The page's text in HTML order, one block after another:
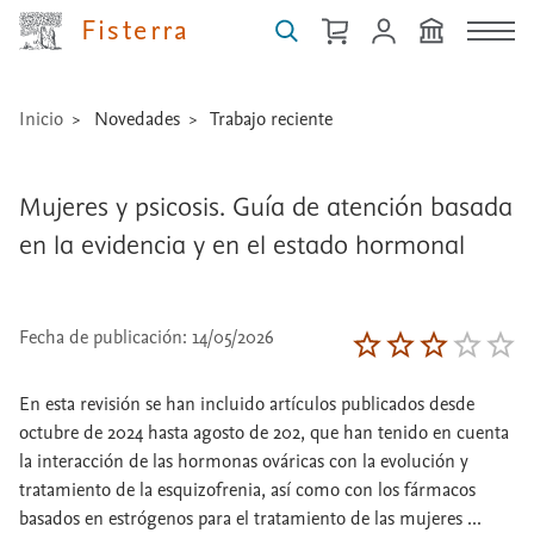
Fisterra
Inicio Novedades Trabajo reciente
Mujeres y psicosis. Guía de atención basada
en la evidencia y en el estado hormonal
Fecha de publicación: 14/05/2026
En esta revisión se han incluido artículos publicados desde
octubre de 2024 hasta agosto de 202, que han tenido en cuenta
la interacción de las hormonas ováricas con la evolución y
tratamiento de la esquizofrenia, así como con los fármacos
basados en estrógenos para el tratamiento de las mujeres ...